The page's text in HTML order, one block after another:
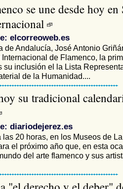
se une desde hoy en
elcorreoweb.es
de Andalucía, José Antonio
de Flamenco, la
su inclusión el la Lista
de la Humanidad....
su tradicional
diariodejerez.es
20 horas, en los Museos de
el próximo año que, en esta
del arte flamenco y sus